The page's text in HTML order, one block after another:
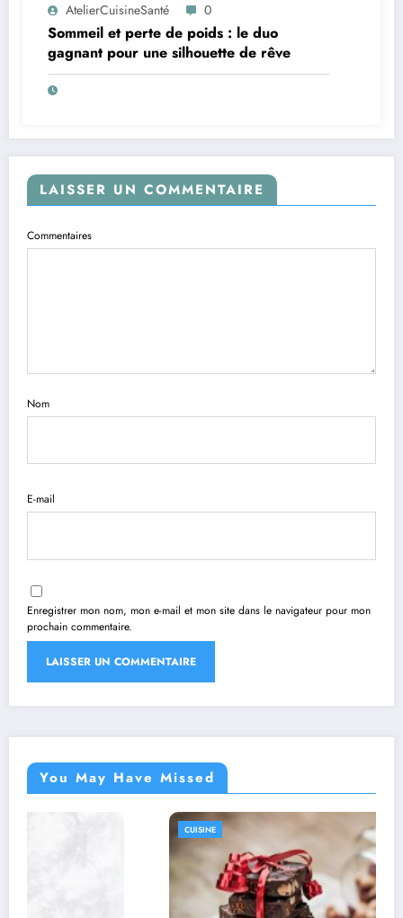
AtelierCuisineSanté 0
Sommeil et perte de poids : le duo
gagnant pour une silhouette de rêve
LAISSER UN COMMENTAIRE
Commentaires
Nom
E-mail
Enregistrer mon nom, mon e-mail et mon site dans le navigateur pour mon
prochain commentaire.
You May Have Missed